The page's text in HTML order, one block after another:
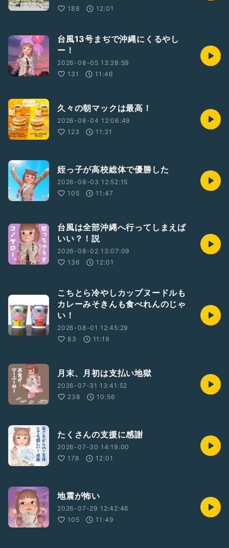
188
12:01
台風13号まぢで沖縄にくるやし
ー！
2026-08-05 13:28:59
131
11:46
久々の朝マックは最高！
2026-08-04 12:06:49
123
11:21
姪っ子が高校総体で優勝した
2026-08-03 12:52:15
105
11:47
台風は全部沖縄へ行ってしまえば
いい？！説
2026-08-02 13:07:09
136
12:01
こちとら冷やしカップヌードルも
カレーみそきんも食べれんのじゃ
い！
2026-08-01 12:45:29
83
11:19
月末、月初は支払い地獄
2026-07-31 13:41:52
238
10:56
たくさんの支援に感謝
2026-07-30 14:19:00
178
12:01
地震が怖い
2026-07-29 12:42:46
105
11:49